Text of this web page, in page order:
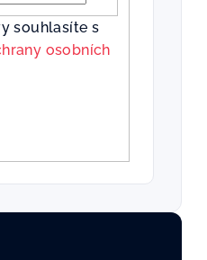
souhlasíte s
osobních